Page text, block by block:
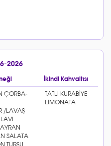
2026
İkindi Kahvaltısı